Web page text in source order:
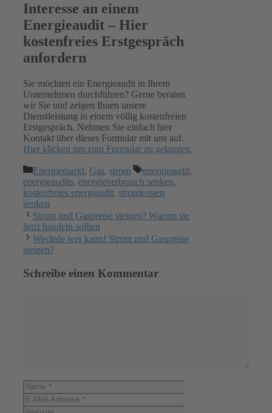
Interesse an einem
Energieaudit – Hier
kostenfreies Erstgespräch
anfordern
Sie möchten ein Energieaudit in Ihrem
Unternehmen durchführen? Gerne beraten
wir Sie und zeigen Ihnen unsere
Dienstleistung in einem völlig kostenfreien
Erstgespräch. Nehmen Sie einfach hier
Kontakt über dieses Formular mit uns auf.
Hier klicken um zum Formular zu gelangen.
Kategorien
Energiemarkt, Gas, strom Schlagwörter
energieaudit,
energieaudits, energieverbrauch senken,
kostenfreies energiaudit, stromkosten
senken
Strom und Gaspreise steigen? Warum sie
Jetzt handeln sollten
Wechsle wer kann! Strom und Gaspreise
steigen?
Schreibe einen Kommentar
Name